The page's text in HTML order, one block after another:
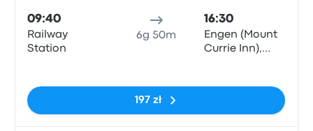
09:40
Railway
Station
6g 50m
16:30
Engen (Mount
Currie Inn),
197 zł